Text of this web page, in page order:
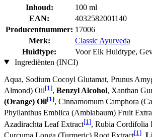
Inhoud:
100 ml
EAN:
4032582001140
Producentnummer: 17006
Merk:
Classic Ayurveda
Huidtype:
Voor Elk Huidtype,
Ingrediënten (INCI)
Aqua, Sodium Cocoyl Glutamat, Prunus
Almond) Oil[1], Benzyl Alcohol, Xanthan
(Orange) Oil[1], Cinnamomum Camphora
Phyllanthus Emblica (Amblabaum) Fruit
Azadirachta Leaf Extract[1], Rubia Cordifolia
[1]